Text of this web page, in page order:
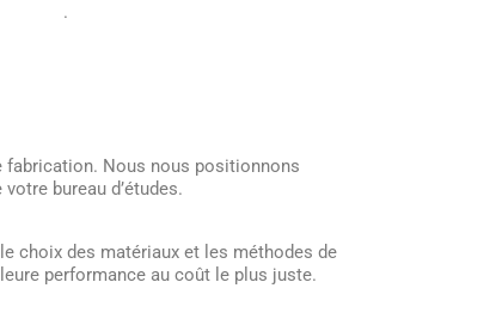
.
fabrication. Nous nous positionnons
bureau d’études.
choix des matériaux et les méthodes de
performance au coût le plus juste.